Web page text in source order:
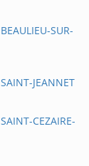
SUR-
JEANNET
CEZAIRE-